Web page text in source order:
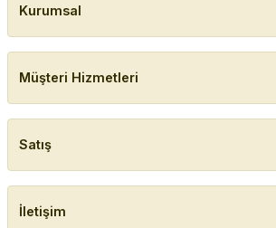
Kurumsal
Müşteri Hizmetleri
Satış
İletişim